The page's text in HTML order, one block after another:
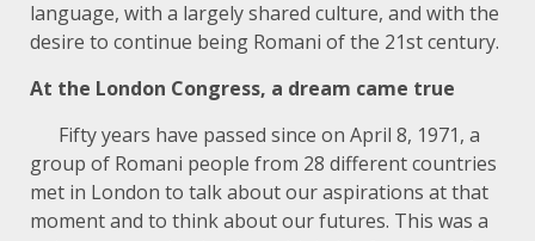
language, with a largely shared culture, and with the
desire to continue being Romani of the 21st century.
At the London Congress, a dream came true
Fifty years have passed since on April 8, 1971, a
group of Romani people from 28 different countries
met in London to talk about our aspirations at that
moment and to think about our futures. This was a